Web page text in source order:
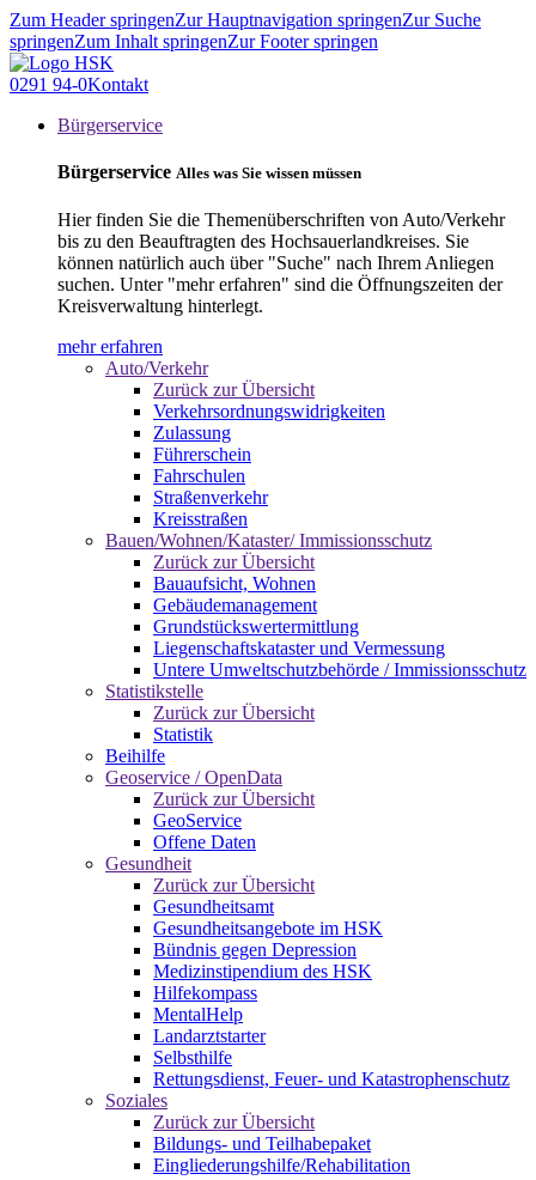
Zum Header springenZur Hauptnavigation springenZur Suche
springenZum Inhalt springenZur Footer springen
0291 94-0Kontakt
Bürgerservice
Bürgerservice Alles was Sie wissen müssen
Hier finden Sie die Themenüberschriften von Auto/Verkehr
bis zu den Beauftragten des Hochsauerlandkreises. Sie
können natürlich auch über "Suche" nach Ihrem Anliegen
suchen. Unter "mehr erfahren" sind die Öffnungszeiten der
Kreisverwaltung hinterlegt.
mehr erfahren
Auto/Verkehr
Zurück zur Übersicht
Verkehrsordnungswidrigkeiten
Zulassung
Führerschein
Fahrschulen
Straßenverkehr
Kreisstraßen
Bauen/Wohnen/Kataster/ Immissionsschutz
Zurück zur Übersicht
Bauaufsicht, Wohnen
Gebäudemanagement
Grundstückswertermittlung
Liegenschaftskataster und Vermessung
Untere Umweltschutzbehörde / Immissionsschutz
Statistikstelle
Zurück zur Übersicht
Statistik
Beihilfe
Geoservice / OpenData
Zurück zur Übersicht
GeoService
Offene Daten
Gesundheit
Zurück zur Übersicht
Gesundheitsamt
Gesundheitsangebote im HSK
Bündnis gegen Depression
Medizinstipendium des HSK
Hilfekompass
MentalHelp
Landarztstarter
Selbsthilfe
Rettungsdienst, Feuer- und Katastrophenschutz
Soziales
Zurück zur Übersicht
Bildungs- und Teilhabepaket
Eingliederungshilfe/Rehabilitation